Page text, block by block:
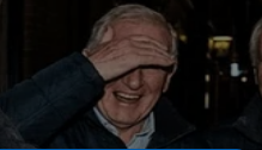
(Sesma) afirmou que
rigorosamente os
Pronto Socorro